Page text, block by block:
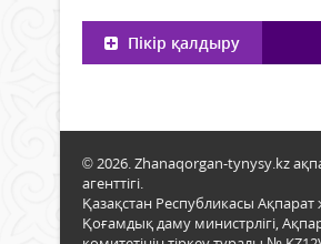
Пікір қалдыру
© 2026. Zhanaqorgan-tynysy.kz
агенттігі.
Қазақстан Республикасы Ақпарат
Қоғамдық даму министрлігі,